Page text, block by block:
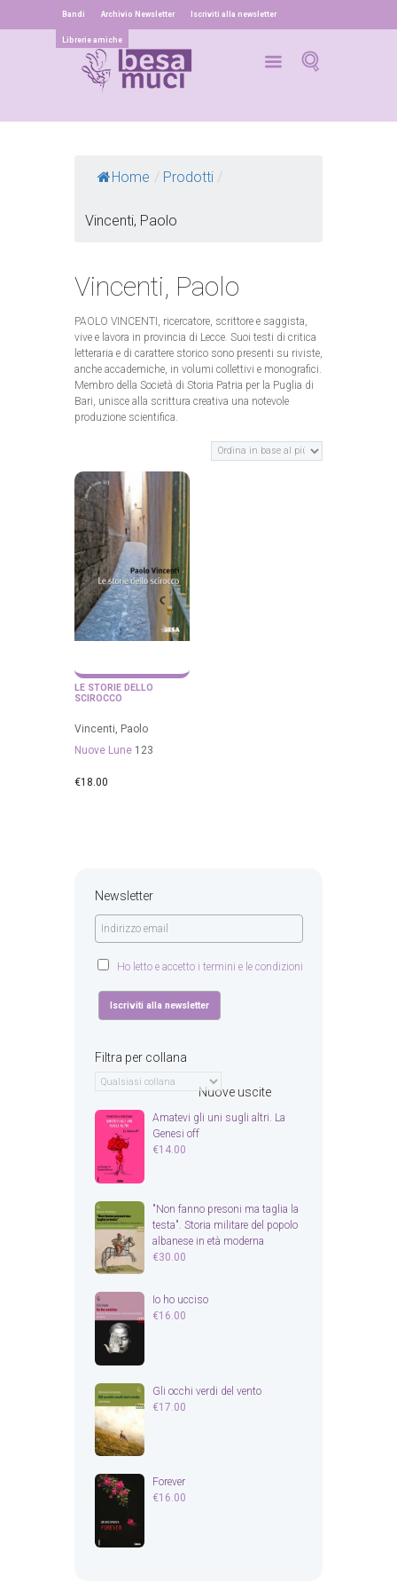
Bandi Archivio Newsletter Iscriviti alla newsletter
Librerie amiche
Home / Prodotti /
Vincenti, Paolo
Vincenti, Paolo
PAOLO VINCENTI, ricercatore, scrittore e saggista,
vive e lavora in provincia di Lecce. Suoi testi di critica
letteraria e di carattere storico sono presenti su riviste,
anche accademiche, in volumi collettivi e monografici.
Membro della Società di Storia Patria per la Puglia di
Bari, unisce alla scrittura creativa una notevole
produzione scientifica.
LE STORIE DELLO
SCIROCCO
Vincenti, Paolo
Nuove Lune 123
€18.00
Newsletter
Ho letto e accetto i termini e le condizioni
Filtra per collana
Nuove uscite
Amatevi gli uni sugli altri. La
Genesi off
€14.00
"Non fanno presoni ma taglia la
testa". Storia militare del popolo
albanese in età moderna
€30.00
Io ho ucciso
€16.00
Gli occhi verdi del vento
€17.00
Forever
€16.00